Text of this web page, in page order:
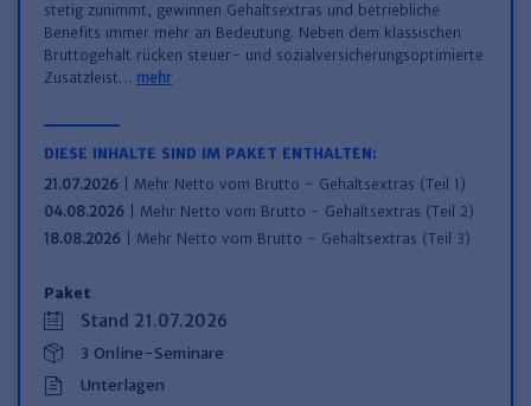
stetig zunimmt, gewinnen Gehaltsextras und betriebliche
Benefits immer mehr an Bedeutung. Neben dem klassischen
Bruttogehalt rücken steuer- und sozialversicherungsoptimierte
Zusatzleist… mehr
DIESE INHALTE SIND IM PAKET ENTHALTEN:
21.07.2026 | Mehr Netto vom Brutto - Gehaltsextras (Teil 1)
04.08.2026 | Mehr Netto vom Brutto - Gehaltsextras (Teil 2)
18.08.2026 | Mehr Netto vom Brutto - Gehaltsextras (Teil 3)
Paket
Stand 21.07.2026
3 Online-Seminare
Unterlagen